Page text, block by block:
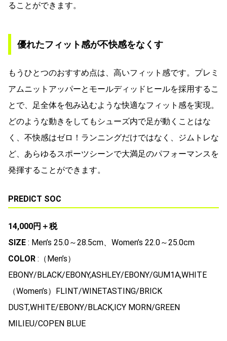
ることができます。
優れたフィット感が不快感をなくす
もうひとつのおすすめ点は、高いフィット感です。プレミ
アムニットアッパーとモールディッドヒールを採用するこ
とで、足全体を包み込むような快適なフィット感を実現。
どのような動きをしてもシューズ内で足が動くことはな
く、不快感はゼロ！ランニングだけではなく、ジムトレな
ど、あらゆるスポーツシーンで大満足のパフォーマンスを
発揮することができます。
PREDICT SOC
14,000円＋税
SIZE : Men’s 25.0～28.5cm、Women’s 22.0～25.0cm
COLOR :（Men’s）
EBONY/BLACK/EBONY,ASHLEY/EBONY/GUM1A,WHITE
（Women’s）FLINT/WINETASTING/BRICK
DUST,WHITE/EBONY/BLACK,ICY MORN/GREEN
MILIEU/COPEN BLUE